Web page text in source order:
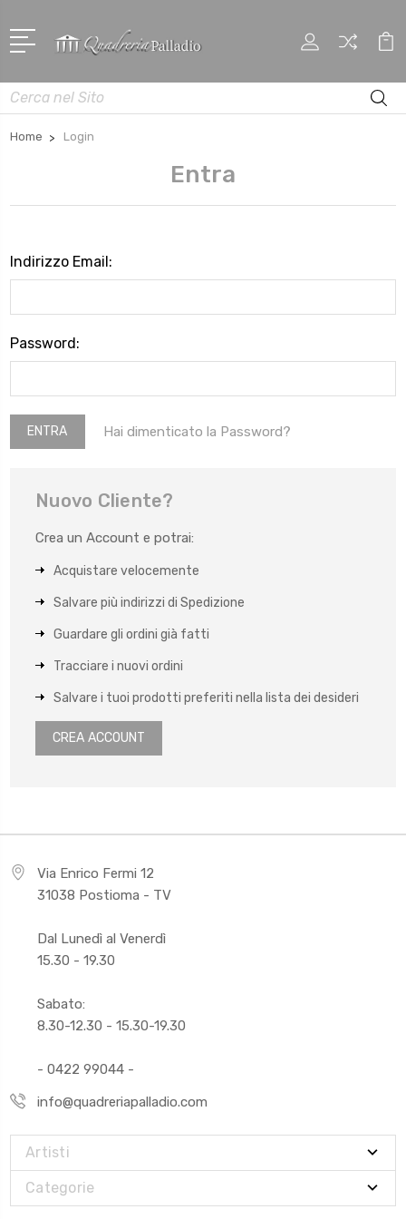
Cerca
Home Login
Entra
Indirizzo Email:
Password:
Hai dimenticato la Password?
Nuovo Cliente?
Crea un Account e potrai:
Acquistare velocemente
Salvare più indirizzi di Spedizione
Guardare gli ordini già fatti
Tracciare i nuovi ordini
Salvare i tuoi prodotti preferiti nella lista dei desideri
CREA ACCOUNT
Via Enrico Fermi 12
31038 Postioma - TV
Dal Lunedì al Venerdì
15.30 - 19.30
Sabato:
8.30-12.30 - 15.30-19.30
- 0422 99044 -
info@quadreriapalladio.com
Artisti
Categorie